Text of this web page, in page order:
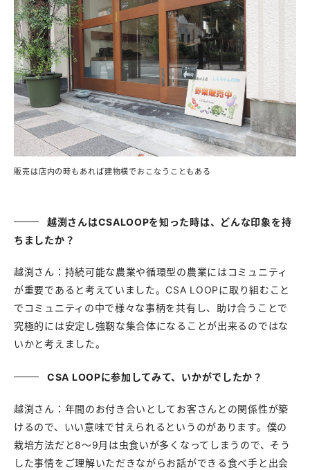
販売は店内の時もあれば建物横でおこなうこともある
越渕さんはCSALOOPを知った時は、どんな印象を持
ちましたか？
越渕さん：持続可能な農業や循環型の農業にはコミュニティ
が重要であると考えていました。CSA LOOPに取り組むこと
でコミュニティの中で様々な事柄を共有し、助け合うことで
究極的には安定し強靭な集合体になることが出来るのではな
いかと考えました。
CSA LOOPに参加してみて、いかがでしたか？
越渕さん：年間のお付き合いとしてお客さんとの関係性が築
けるので、いい意味で甘えられるというのがあります。僕の
栽培方法だと8〜9月は虫食いが多くなってしまうので、そう
した事情をご理解いただきながらお話ができる食べ手と出会